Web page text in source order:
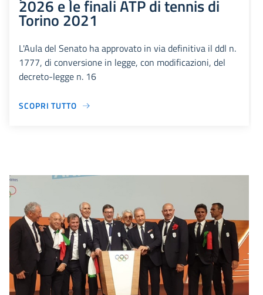
2026 e le finali ATP di tennis di
Torino 2021
L'Aula del Senato ha approvato in via definitiva il ddl n.
1777, di conversione in legge, con modificazioni, del
decreto-legge n. 16
SCOPRI TUTTO